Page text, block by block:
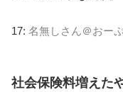
17: 名無しさん＠おー
社会保険料増えた